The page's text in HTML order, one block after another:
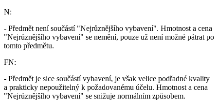
N:
- Předmět není součástí "Nejrůznějšího vybavení". Hmotnost a cena
"Nejrůznějšího vybavení" se nemění, pouze už není možné pátrat po
tomto předmětu.
FN:
- Předmět je sice součástí vybavení, je však velice podřadné kvality
a prakticky nepoužitelný k požadovanému účelu. Hmotnost a cena
"Nejrůznějšího vybavení" se snižuje normálním způsobem.